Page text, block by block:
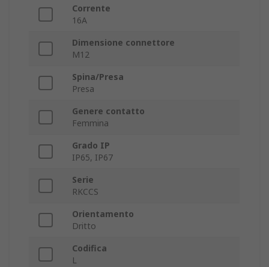
Corrente
16A
Dimensione connettore
M12
Spina/Presa
Presa
Genere contatto
Femmina
Grado IP
IP65, IP67
Serie
RKCCS
Orientamento
Dritto
Codifica
L